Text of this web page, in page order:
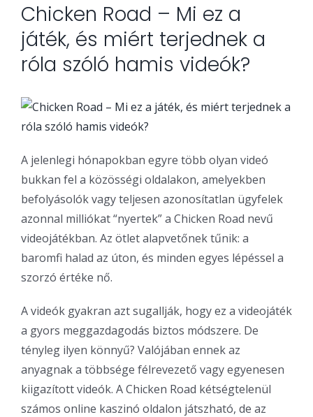
Next Generation SIEM
Dell EMC
Chicken Road – Mi ez a
játék, és miért terjednek a
róla szóló hamis videók?
A jelenlegi hónapokban egyre több olyan videó
bukkan fel a közösségi oldalakon, amelyekben
befolyásolók vagy teljesen azonosítatlan ügyfelek
azonnal milliókat “nyertek” a Chicken Road nevű
videojátékban. Az ötlet alapvetőnek tűnik: a
baromfi halad az úton, és minden egyes lépéssel a
szorzó értéke nő.
A videók gyakran azt sugallják, hogy ez a videojáték
a gyors meggazdagodás biztos módszere. De
tényleg ilyen könnyű? Valójában ennek az
anyagnak a többsége félrevezető vagy egyenesen
kiigazított videók. A Chicken Road kétségtelenül
számos online kaszinó oldalon játszható, de az